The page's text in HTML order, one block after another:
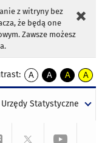
z witryny bez
że będą one
Zawsze możesz
A
kontrast
A
kontrast
tekst
czarnym
A
kontrast
tekst
czarnym
A
tekst
żółtym
Urzędy Statystyczne